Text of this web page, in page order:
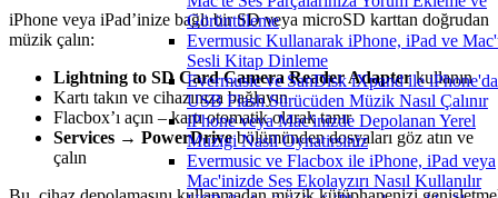
Görüntüleme
Evermusic Kullanarak iPhone, iPad ve
Sesli Kitap Dinleme
Evermusic ve SanDisk iXpand ile iPhone'da
USB Flash Sürücüden Müzik Nasıl Çalınır
iPhone veya Mac'inizde Depolanan Yerel
Muzigi Nasil Oynatirsiniz
Evermusic ve Flacbox ile iPhone, iPad veya
Mac'inizde Ses Ekolayzırı Nasıl Kullanılır
iPhone veya iPad’inize bağlı bir SD veya microSD karttan doğrudan
müzik çalın:
Lightning to SD Card Camera Reader Adapterkullanın
Kartı takın ve cihazınıza bağlayın
Flacbox’ı açın – kartı otomatik olarak tanır
Services → PowerDrivebölümünden dosyaları göz atın ve
çalın